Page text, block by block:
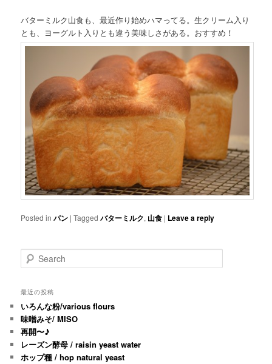
バターミルク山食も、最近作り始めハマってる。生クリーム入り
とも、ヨーグルト入りとも違う美味しさがある。おすすめ！
Posted in パン |Tagged バターミルク, 山食 | Leave a reply
Search
最近の投稿
いろんな粉/various flours
味噌みそ/ MISO
再開〜♪
レーズン酵母 / raisin yeast water
ホップ種 / hop natural yeast